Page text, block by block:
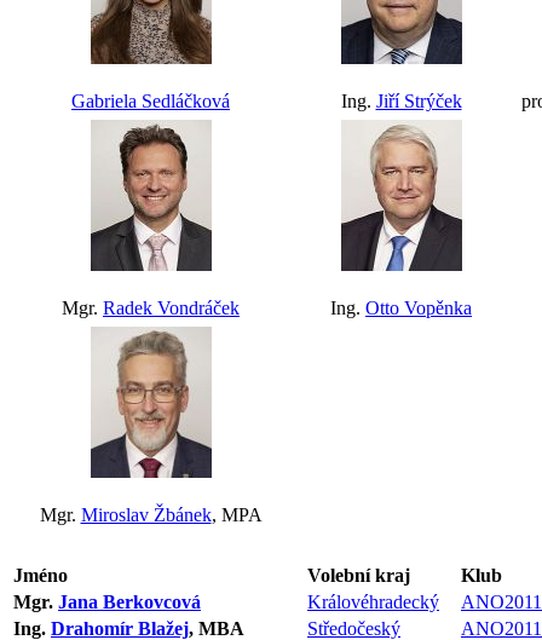
Gabriela Sedláčková Ing. Jiří Strýček
Mgr. Radek Vondráček Ing. Otto Vopěnka
Mgr. Miroslav Žbánek, MPA
Jméno Volební kraj
Klub
Mgr. Jana Berkovcová Královéhradecký
ANO2011
Ing. Drahomír Blažej, MBA Středočeský
ANO2011